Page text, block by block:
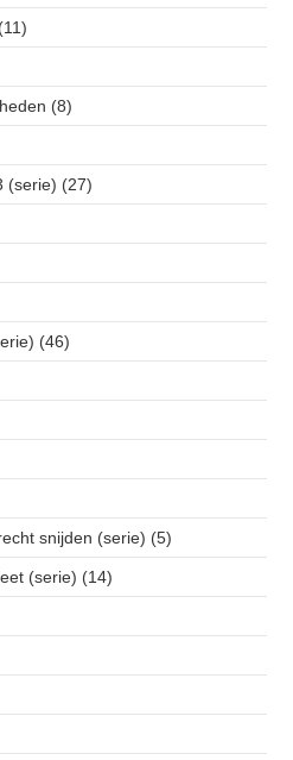
(11)
(8)
(serie) (27)
(46)
snijden (serie) (5)
(serie) (14)